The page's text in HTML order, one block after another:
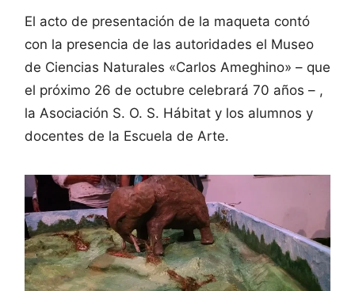
El acto de presentación de la maqueta contó
con la presencia de las autoridades el Museo
de Ciencias Naturales «Carlos Ameghino» – que
el próximo 26 de octubre celebrará 70 años – ,
la Asociación S. O. S. Hábitat y los alumnos y
docentes de la Escuela de Arte.